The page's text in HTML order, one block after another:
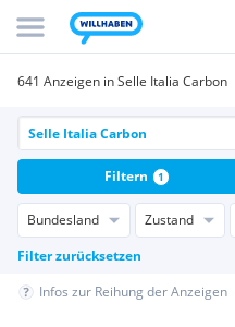
641 Anzeigen in Selle Italia Carbon
Bundesland Zustand
Filter zurücksetzen
Filtern 1
Infos zur Reihung der Anzeigen